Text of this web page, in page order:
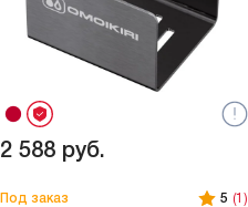
2 588 руб.
Под заказ 5 (1)